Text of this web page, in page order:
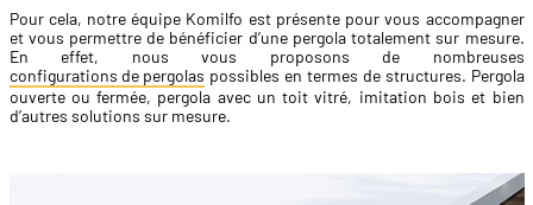
Pour cela, notre équipe Komilfo est présente pour vous accompagner
et vous permettre de bénéficier d’une pergola totalement sur mesure.
En effet, nous vous proposons de nombreuses
configurations de pergolas possibles en termes de structures. Pergola
ouverte ou fermée, pergola avec un toit vitré, imitation bois et bien
d’autres solutions sur mesure.